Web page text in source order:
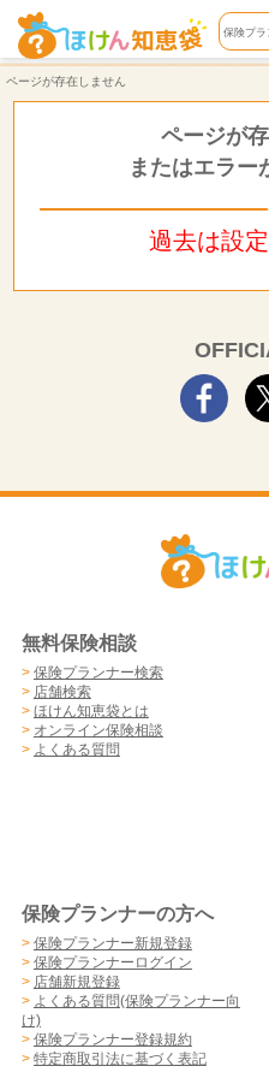
ページが存在しません | ほけん知恵袋
保険プラ
ページが存在しません
ページが
またはエラー
過去は設
無料保険相談
> 保険プランナー検索
> 店舗検索
> ほけん知恵袋とは
> オンライン保険相談
> よくある質問
保険プランナーの方へ
> 保険プランナー新規登録
> 保険プランナーログイン
> 店舗新規登録
> よくある質問(保険プランナー向
け)
> 保険プランナー登録規約
> 特定商取引法に基づく表記